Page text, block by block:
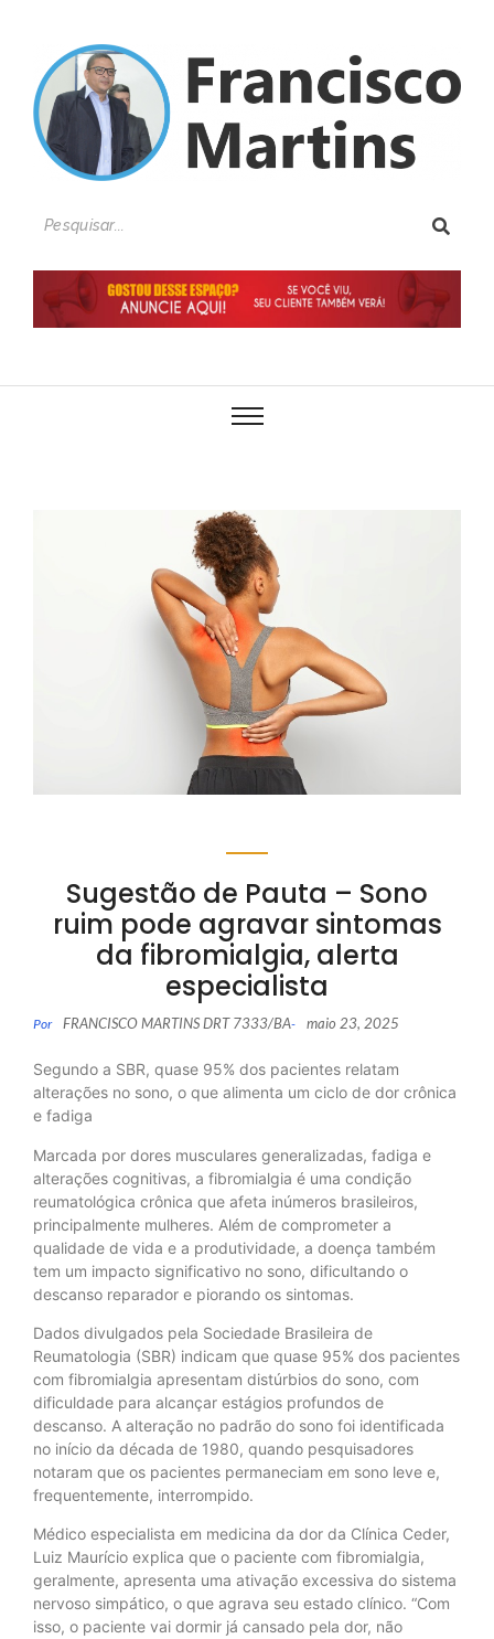
Sugestão de Pauta – Sono
ruim pode agravar sintomas
da fibromialgia, alerta
especialista
Por FRANCISCO MARTINS DRT 7333/BA- maio 23, 2025
Segundo a SBR, quase 95% dos pacientes relatam
alterações no sono, o que alimenta um ciclo de dor crônica
e fadiga
Marcada por dores musculares generalizadas, fadiga e
alterações cognitivas, a fibromialgia é uma condição
reumatológica crônica que afeta inúmeros brasileiros,
principalmente mulheres. Além de comprometer a
qualidade de vida e a produtividade, a doença também
tem um impacto significativo no sono, dificultando o
descanso reparador e piorando os sintomas.
Dados divulgados pela Sociedade Brasileira de
Reumatologia (SBR) indicam que quase 95% dos pacientes
com fibromialgia apresentam distúrbios do sono, com
dificuldade para alcançar estágios profundos de
descanso. A alteração no padrão do sono foi identificada
no início da década de 1980, quando pesquisadores
notaram que os pacientes permaneciam em sono leve e,
frequentemente, interrompido.
Médico especialista em medicina da dor da Clínica Ceder,
Luiz Maurício explica que o paciente com fibromialgia,
geralmente, apresenta uma ativação excessiva do sistema
nervoso simpático, o que agrava seu estado clínico. “Com
isso, o paciente vai dormir já cansado pela dor, não